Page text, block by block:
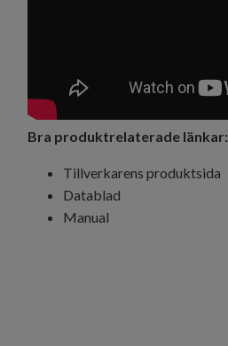
Bra produktrelaterade länkar:
Tillverkarens produktsida
Datablad
Manual